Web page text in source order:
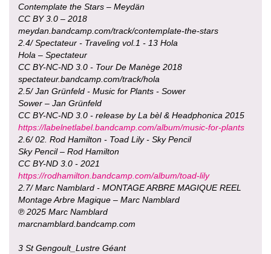
Contemplate the Stars – Meydän
CC BY 3.0 – 2018
meydan.bandcamp.com/track/contemplate-the-stars
2.4/ Spectateur - Traveling vol.1 - 13 Hola
Hola – Spectateur
CC BY-NC-ND 3.0 - Tour De Manège 2018
spectateur.bandcamp.com/track/hola
2.5/ Jan Grünfeld - Music for Plants - Sower
Sower – Jan Grünfeld
CC BY-NC-ND 3.0 - release by La bèl & Headphonica 2015
https://labelnetlabel.bandcamp.com/album/music-for-plants
2.6/ 02. Rod Hamilton - Toad Lily - Sky Pencil
Sky Pencil – Rod Hamilton
CC BY-ND 3.0 - 2021
https://rodhamilton.bandcamp.com/album/toad-lily
2.7/ Marc Namblard - MONTAGE ARBRE MAGIQUE REEL
Montage Arbre Magique – Marc Namblard
℗ 2025 Marc Namblard
marcnamblard.bandcamp.com
3 St Gengoult_Lustre Géant